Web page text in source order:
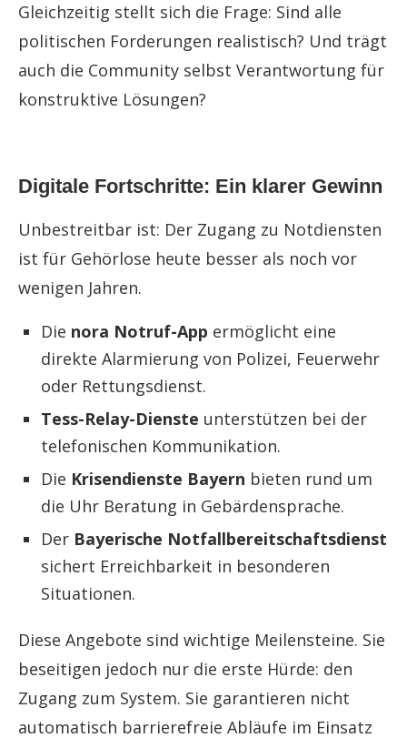
Gleichzeitig stellt sich die Frage: Sind alle
politischen Forderungen realistisch? Und trägt
auch die Community selbst Verantwortung für
konstruktive Lösungen?
Digitale Fortschritte: Ein klarer Gewinn
Unbestreitbar ist: Der Zugang zu Notdiensten
ist für Gehörlose heute besser als noch vor
wenigen Jahren.
Die nora Notruf-App ermöglicht eine
direkte Alarmierung von Polizei, Feuerwehr
oder Rettungsdienst.
Tess-Relay-Dienste unterstützen bei der
telefonischen Kommunikation.
Die Krisendienste Bayern bieten rund um
die Uhr Beratung in Gebärdensprache.
Der Bayerische Notfallbereitschaftsdienst
sichert Erreichbarkeit in besonderen
Situationen.
Diese Angebote sind wichtige Meilensteine. Sie
beseitigen jedoch nur die erste Hürde: den
Zugang zum System. Sie garantieren nicht
automatisch barrierefreie Abläufe im Einsatz